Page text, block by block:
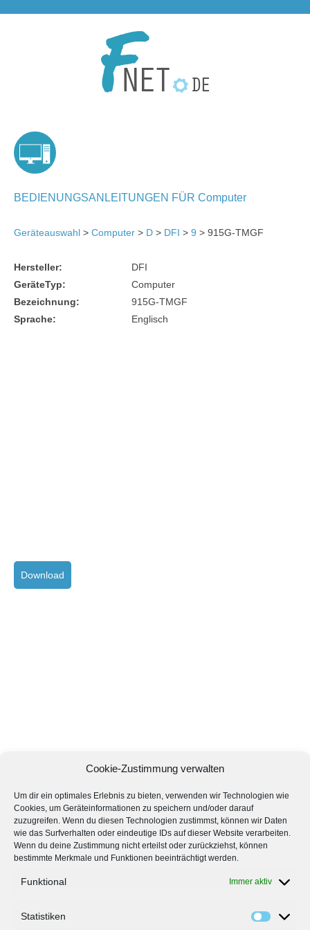
Cookie-Zustimmung verwalten
Um dir ein optimales Erlebnis zu bieten, verwenden wir Technologien wie
Cookies, um Geräteinformationen zu speichern und/oder darauf
zuzugreifen. Wenn du diesen Technologien zustimmst, können wir Daten
wie das Surfverhalten oder eindeutige IDs auf dieser Website verarbeiten.
Wenn du deine Zustimmung nicht erteilst oder zurückziehst, können
bestimmte Merkmale und Funktionen beeinträchtigt werden.
Funktional Immer aktiv
Statistiken
BEDIENUNGSANLEITUNGEN FÜR Computer
Geräteauswahl > Computer > D > DFI > 9 > 915G-TMGF
Hersteller:
DFI
GeräteTyp:
Computer
Bezeichnung:
915G-TMGF
Sprache:
Englisch
Download